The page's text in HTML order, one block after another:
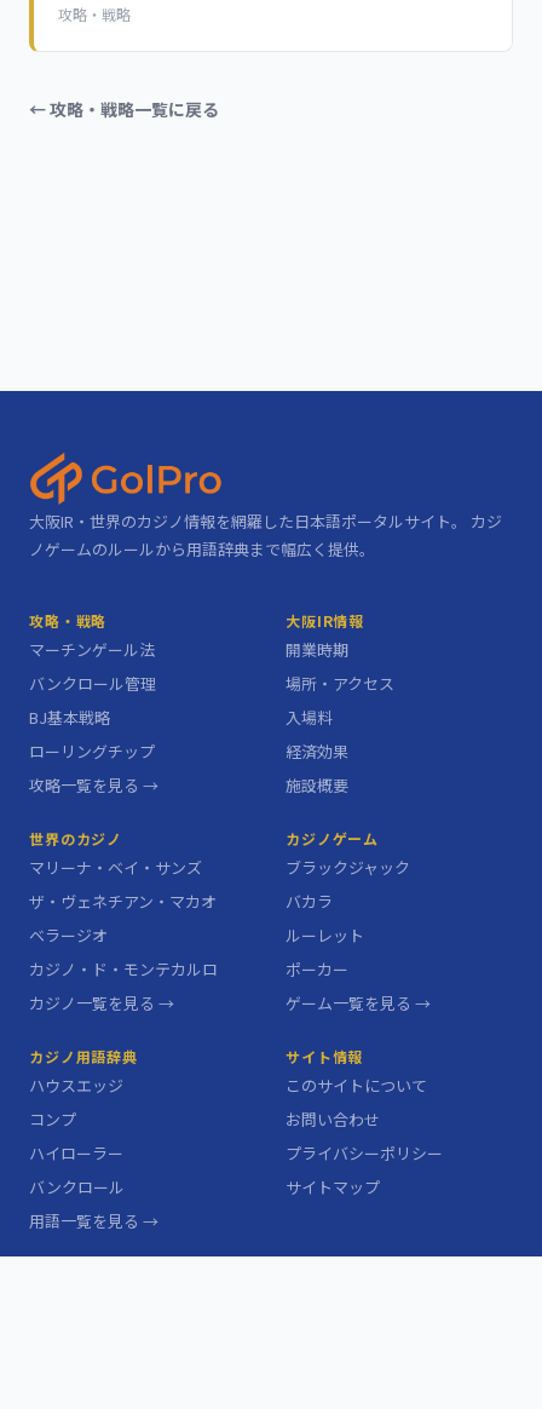
攻略・戦略
← 攻略・戦略一覧に戻る
大阪IR・世界のカジノ情報を網羅した日本語ポータルサイト。 カジ
ノゲームのルールから用語辞典まで幅広く提供。
攻略・戦略
マーチンゲール法
バンクロール管理
BJ基本戦略
ローリングチップ
攻略一覧を見る →
大阪IR情報
開業時期
場所・アクセス
入場料
経済効果
施設概要
世界のカジノ
マリーナ・ベイ・サンズ
ザ・ヴェネチアン・マカオ
ベラージオ
カジノ・ド・モンテカルロ
カジノ一覧を見る →
カジノゲーム
ブラックジャック
バカラ
ルーレット
ポーカー
ゲーム一覧を見る →
カジノ用語辞典
ハウスエッジ
コンプ
ハイローラー
バンクロール
用語一覧を見る →
サイト情報
このサイトについて
お問い合わせ
プライバシーポリシー
サイトマップ